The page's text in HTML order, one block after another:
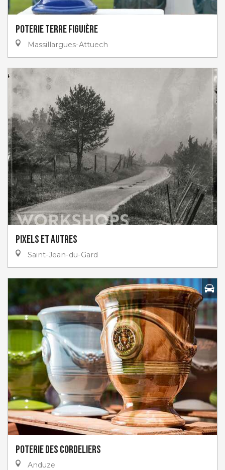
Poterie Terre Figuière
Massillargues-Attuech
Pixels et autres
Saint-Jean-du-Gard
Poterie des Cordeliers
Anduze